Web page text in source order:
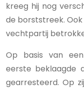
kreeg hij nog
de borststreek.
vechtpartij
Op basis van
eerste beklaagde
gearresteerd. Op